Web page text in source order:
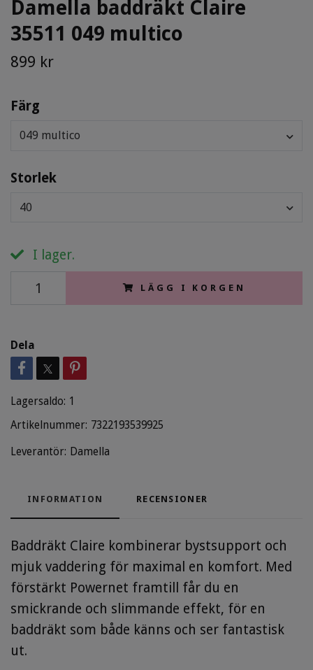
Damella baddräkt Claire
35511 049 multico
899 kr
Färg
049 multico
Storlek
40
I lager.
LÄGG I KORGEN
Dela
Lagersaldo: 1
Artikelnummer: 7322193539925
Leverantör: Damella
INFORMATION RECENSIONER
Baddräkt Claire kombinerar bystsupport och
mjuk vaddering för maximal en komfort. Med
förstärkt Powernet framtill får du en
smickrande och slimmande effekt, för en
baddräkt som både känns och ser fantastisk
ut.